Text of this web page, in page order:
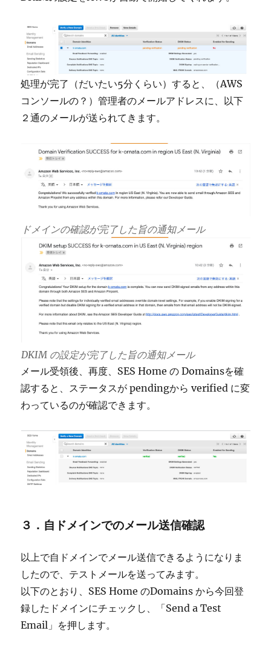
処理が完了（だいたい5分くらい）すると、（AWS
コンソールの？）管理者のメールアドレスに、以下
２通のメールが送られてきます。
ドメインの確認が完了した旨の通知メール
DKIM の設定が完了した旨の通知メール
メール受領後、再度、SES Home の Domainsを確
認すると、ステータスが pendingから verified に変
わっているのが確認できます。
３．自ドメインでのメール送信確認
以上で自ドメインでメール送信できるようになりま
したので、テストメールを送ってみます。
以下のとおり、SES Home のDomains から今回登
録したドメインにチェックし、「Send a Test
Email」を押します。